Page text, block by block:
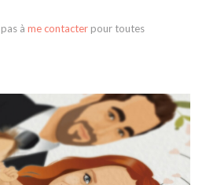
à me contacter pour toutes